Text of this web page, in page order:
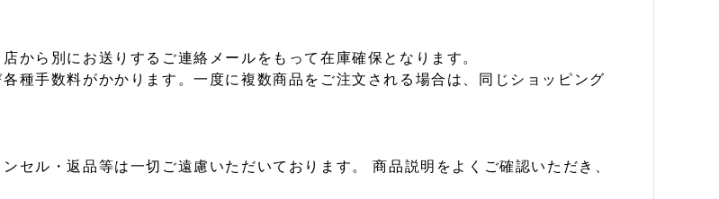
から別にお送りするご連絡メールをもって在庫確保となります。
種手数料がかかります。一度に複数商品をご注文される場合は、同じショッピング
セル・返品等は一切ご遠慮いただいております。 商品説明をよくご確認いただき、